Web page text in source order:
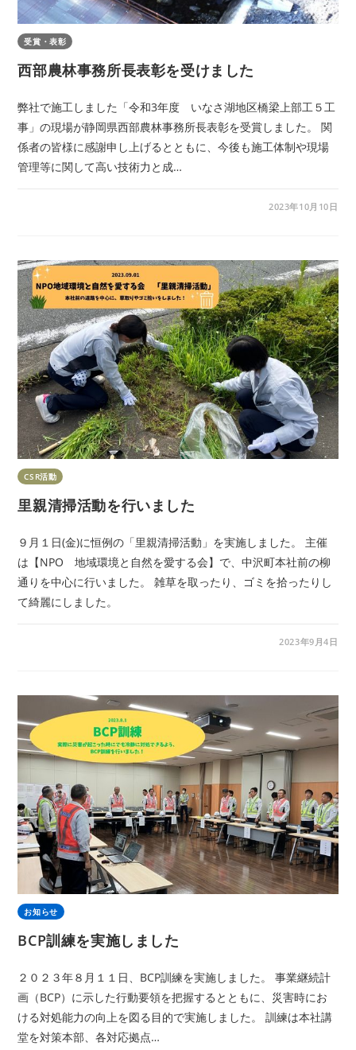
受賞・表彰
西部農林事務所長表彰を受けました
弊社で施工しました「令和3年度 いなさ湖地区橋梁上部工５工
事」の現場が静岡県西部農林事務所長表彰を受賞しました。 関
係者の皆様に感謝申し上げるとともに、今後も施工体制や現場
管理等に関して高い技術力と成…
2023年10月10日
CSR活動
里親清掃活動を行いました
９月１日(金)に恒例の「里親清掃活動」を実施しました。 主催
は【NPO 地域環境と自然を愛する会】で、中沢町本社前の柳
通りを中心に行いました。 雑草を取ったり、ゴミを拾ったりし
て綺麗にしました。
2023年9月4日
お知らせ
BCP訓練を実施しました
２０２３年８月１１日、BCP訓練を実施しました。 事業継続計
画（BCP）に示した行動要領を把握するとともに、災害時にお
ける対処能力の向上を図る目的で実施しました。 訓練は本社講
堂を対策本部、各対応拠点…